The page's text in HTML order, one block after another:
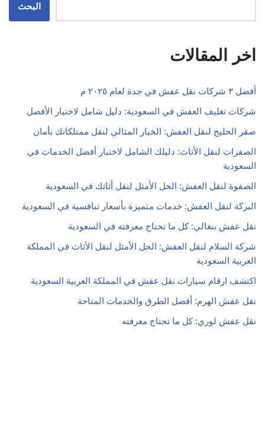
البحث
اخر المقالات
أفضل ٣ شركات نقل عفش في جدة لعام ٢٠٢٥ م
شركات تغليف العفش في السعودية: دليل شامل لاختيار الأفضل
صقر الخليج لنقل العفش: الخيار المثالي لنقل ممتلكاتك بأمان
الصفرات لنقل الأثاث: دليلك الشامل لاختيار أفضل الخدمات في
السعودية
الصفوة لنقل العفش: الحل الأمثل لنقل أثاثك في السعودية
البركة لنقل العفش: خدمات متميزة بأسعار تنافسية في السعودية
نقل عفش بنغالي: كل ما تحتاج معرفته في السعودية
شركة السلام لنقل العفش: الحل الأمثل لنقل الأثاث في المملكة
العربية السعودية
اكتشف ارقام سيارات نقل عفش في المملكة العربية السعودية
نقل عفش الهرم: أفضل الطرق والخدمات المتاحة
نقل عفش لوري: كل ما تحتاج معرفته